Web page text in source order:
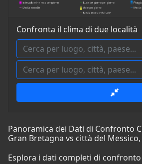
Confronta il clima di due località
Panoramica dei Dati di Confronto
Gran Bretagna vs città del
Esplora i dati completi di